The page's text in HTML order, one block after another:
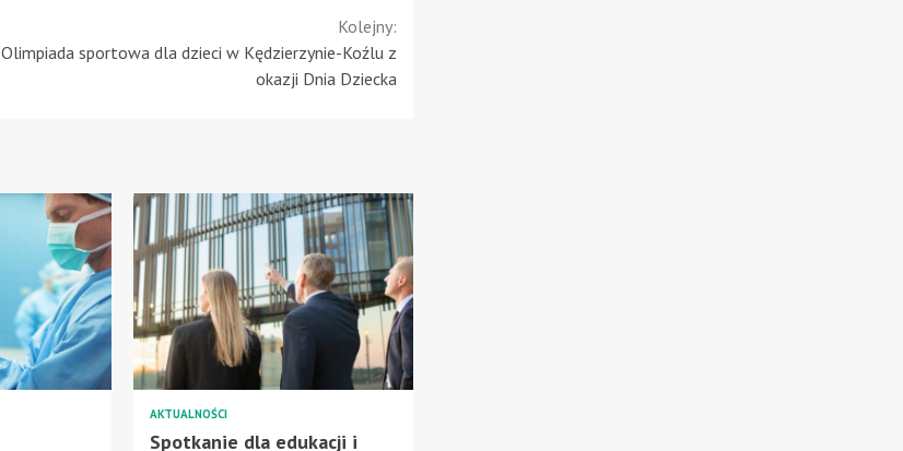
Kolejny:
Olimpiada sportowa dla dzieci w Kędzierzynie-Koźlu z
okazji Dnia Dziecka
AKTUALNOŚCI
Spotkanie dla edukacji i